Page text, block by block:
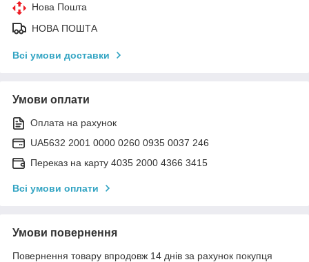
Нова Пошта
НОВА ПОШТА
Всі умови доставки
Умови оплати
Оплата на рахунок
UA5632 2001 0000 0260 0935 0037 246
Переказ на карту 4035 2000 4366 3415
Всі умови оплати
Умови повернення
Повернення товару впродовж 14 днів за рахунок покупця